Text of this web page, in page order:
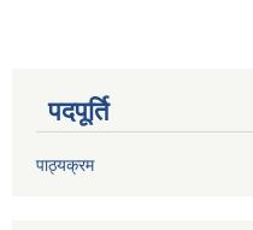
पदपूर्ति
पाठ्यक्रम